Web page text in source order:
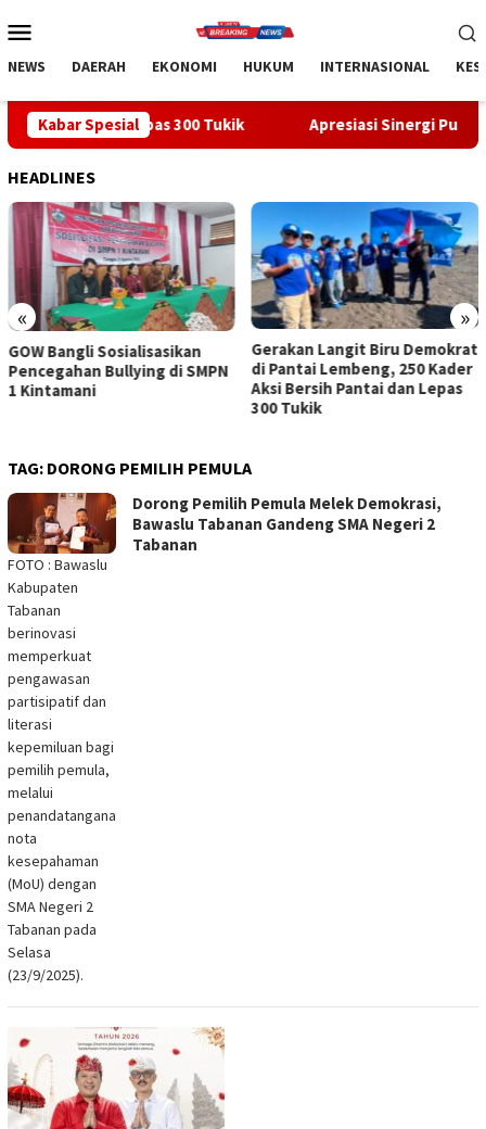
ke
Mobile
NEWS DAERAH EKONOMI HUKUM INTERNASIONAL
Kabar Spesial
300 Tukik Apresiasi Sinergi Pusat-Daerah, Bupati
HEADLINES
« »
Gerakan Langit Biru Demokrat
di Pantai Lembeng, 250 Kader
Aksi Bersih Pantai dan Lepas
Apresiasi Sinergi Pusat-
Daerah, Bupati Bangli Buka
Sosialisasi RUU Satu Data
Indonesia
TAG: DORONG PEMILIH PEMULA
FOTO : Bawaslu
Kabupaten
Tabanan
berinovasi
memperkuat
pengawasan
partisipatif dan
literasi
kepemiluan bagi
pemilih pemula,
melalui
penandatanganan
nota
kesepahaman
(MoU) dengan
SMA Negeri 2
Tabanan pada
Selasa
(23/9/2025).
Dorong Pemilih Pemula Melek Demokrasi,
Bawaslu Tabanan Gandeng SMA Negeri 2
Tabanan